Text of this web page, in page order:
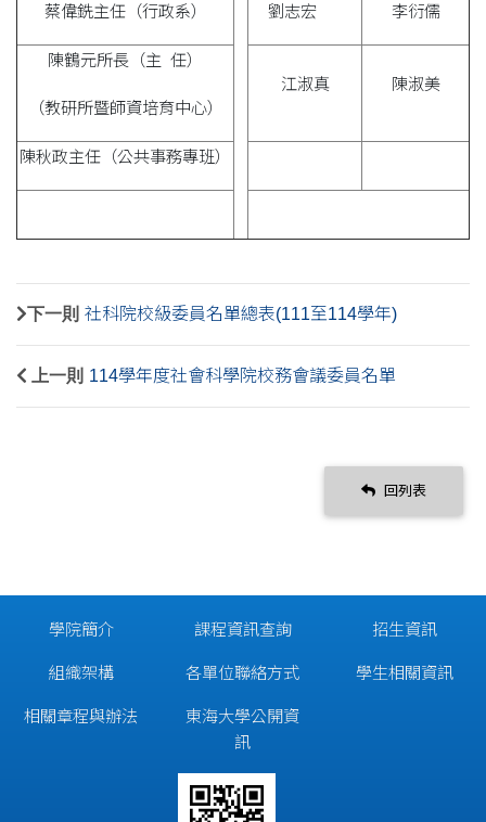
蔡偉銑主任（行政系） 劉志宏 李衍儒
陳鶴元所長（主 任）
（教研所暨師資培育中心）
江淑真 陳淑美
陳秋政主任（公共事務專班）
下一則 社科院校級委員名單總表(111至114學年)
上一則 114學年度社會科學院校務會議委員名單
回列表
學院簡介
組織架構
相關章程與辦法
課程資訊查詢
各單位聯絡方式
東海大學公開資
訊
招生資訊
學生相關資訊